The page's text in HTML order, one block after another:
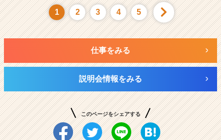
1 2 3 4 5
仕事をみる
説明会情報をみる
このページをシェアする